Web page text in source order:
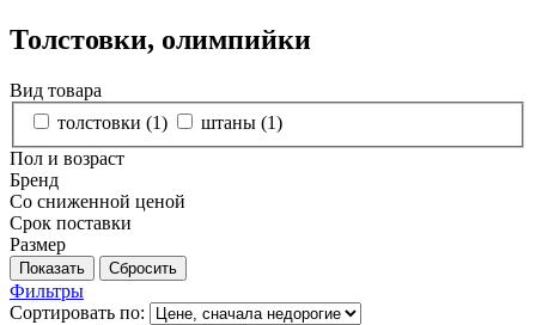
Толстовки, олимпийки
Вид товара
толстовки (1) штаны (1)
Пол и возраст
Бренд
Со сниженной ценой
Срок поставки
Размер
Фильтры
Сортировать по: